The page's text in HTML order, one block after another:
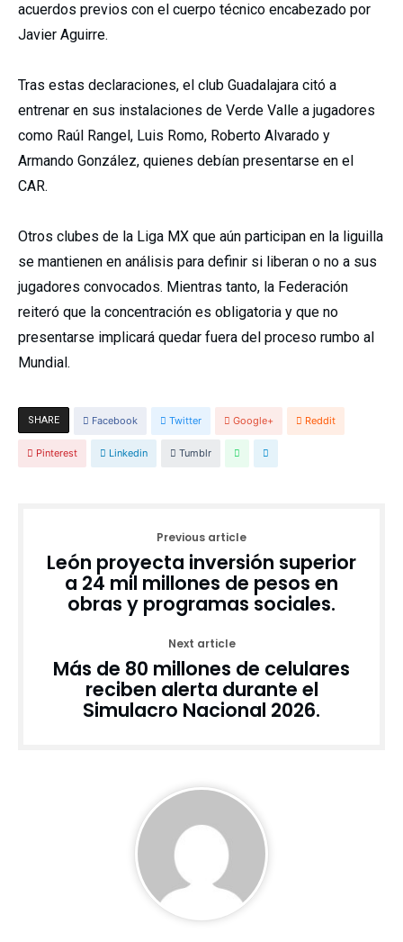
acuerdos previos con el cuerpo técnico encabezado por
Javier Aguirre.
Tras estas declaraciones, el club Guadalajara citó a
entrenar en sus instalaciones de Verde Valle a jugadores
como Raúl Rangel, Luis Romo, Roberto Alvarado y
Armando González, quienes debían presentarse en el
CAR.
Otros clubes de la Liga MX que aún participan en la liguilla
se mantienen en análisis para definir si liberan o no a sus
jugadores convocados. Mientras tanto, la Federación
reiteró que la concentración es obligatoria y que no
presentarse implicará quedar fuera del proceso rumbo al
Mundial.
SHARE Facebook Twitter Google+ Reddit
Pinterest Linkedin Tumblr
Previous article
León proyecta inversión superior
a 24 mil millones de pesos en
obras y programas sociales.
Next article
Más de 80 millones de celulares
reciben alerta durante el
Simulacro Nacional 2026.